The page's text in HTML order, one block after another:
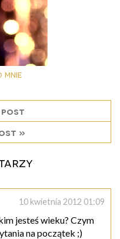
post
»
10 kwietnia 2012 01:09
jesteś wieku? Czym
na początek ;)